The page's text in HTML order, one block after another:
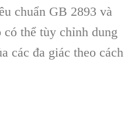
chuẩn GB 2893 và
thể tùy chỉnh dung
các đa giác theo cách